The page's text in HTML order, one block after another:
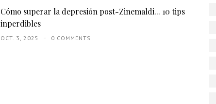
Cómo superar la depresión post-Zinemaldi... 10 tips
inperdibles
OCT. 3, 2025 0 COMMENTS